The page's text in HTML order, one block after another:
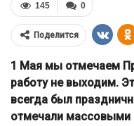
0
145
Поделится
1 Мая мы отмечаем
работу не выходим.
всегда был
отмечали массовыми